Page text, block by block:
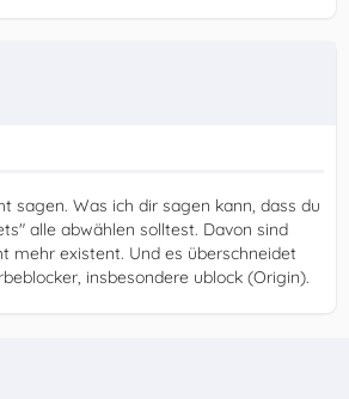
sagen. Was ich dir sagen kann, dass du
alle abwählen solltest. Davon sind
mehr existent. Und es überschneidet
insbesondere ublock (Origin).